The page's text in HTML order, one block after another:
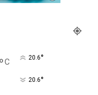
°C 20.6°
20.6°